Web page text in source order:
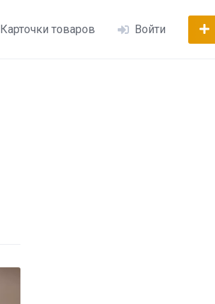
Карточки товаров Войти